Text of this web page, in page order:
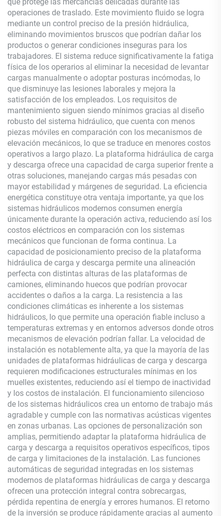
operaciones de traslado. Este movimiento fluido se logra
mediante un control preciso de la presión hidráulica,
eliminando movimientos bruscos que podrían dañar los
productos o generar condiciones inseguras para los
trabajadores. El sistema reduce significativamente la fatiga
física de los operarios al eliminar la necesidad de levantar
cargas manualmente o adoptar posturas incómodas, lo
que disminuye las lesiones laborales y mejora la
satisfacción de los empleados. Los requisitos de
mantenimiento siguen siendo mínimos gracias al diseño
robusto del sistema hidráulico, que cuenta con menos
piezas móviles en comparación con los mecanismos de
elevación mecánicos, lo que se traduce en menores costos
operativos a largo plazo. La plataforma hidráulica de carga
y descarga ofrece una capacidad de carga superior frente a
otras soluciones, manejando cargas más pesadas con
mayor estabilidad y márgenes de seguridad. La eficiencia
energética constituye otra ventaja importante, ya que los
sistemas hidráulicos modernos consumen energía
únicamente durante la operación activa, reduciendo así los
costos eléctricos en comparación con los sistemas
mecánicos que funcionan de forma continua. La
capacidad de posicionamiento preciso de la plataforma
hidráulica de carga y descarga permite una alineación
perfecta con distintas alturas de las plataformas de
camiones, eliminando huecos que podrían provocar
accidentes o daños a la carga. La resistencia a las
condiciones climáticas es inherente a los sistemas
hidráulicos, lo que permite una operación fiable incluso a
temperaturas extremas y en entornos adversos donde otros
mecanismos de elevación podrían fallar. La velocidad de
instalación es notablemente alta, ya que la mayoría de las
unidades de plataformas hidráulicas de carga y descarga
requieren modificaciones estructurales mínimas en los
muelles existentes, reduciendo así el tiempo de inactividad
y los costos de instalación. El funcionamiento silencioso
de los sistemas hidráulicos crea un entorno de trabajo más
agradable y cumple con las normativas acústicas vigentes
en zonas urbanas. Las opciones de personalización son
amplias, permitiendo adaptar la plataforma hidráulica de
carga y descarga a requisitos operativos específicos, tipos
de carga y limitaciones de la instalación. Las funciones
automáticas de seguridad integradas en los sistemas
modernos de plataformas hidráulicas de carga y descarga
ofrecen una protección integral contra sobrecargas,
pérdida repentina de energía y errores humanos. El retorno
de la inversión se produce rápidamente gracias al aumento